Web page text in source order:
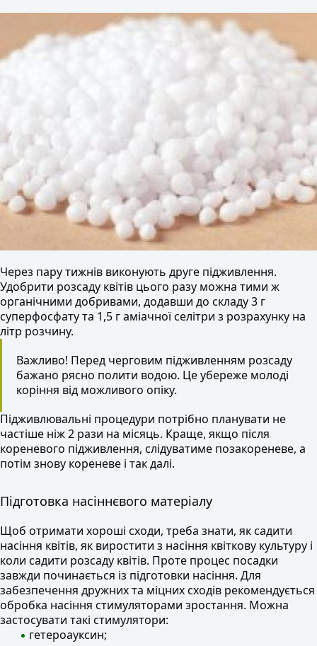
Через пару тижнів виконують друге підживлення.
Удобрити розсаду квітів цього разу можна тими ж
органічними добривами, додавши до складу 3 г
суперфосфату та 1,5 г аміачної селітри з розрахунку на
літр розчину.
Важливо! Перед черговим підживленням розсаду
бажано рясно полити водою. Це убереже молоді
коріння від можливого опіку.
Підживлювальні процедури потрібно планувати не
частіше ніж 2 рази на місяць. Краще, якщо після
кореневого підживлення, слідуватиме позакореневе, а
потім знову кореневе і так далі.
Підготовка насіннєвого матеріалу
Щоб отримати хороші сходи, треба знати, як садити
насіння квітів, як виростити з насіння квіткову культуру і
коли садити розсаду квітів. Проте процес посадки
завжди починається із підготовки насіння. Для
забезпечення дружних та міцних сходів рекомендується
обробка насіння стимуляторами зростання. Можна
застосувати такі стимулятори:
гетероауксин;